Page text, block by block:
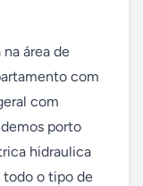
área de
com
com
porto
hidraulica
todo o tipo de